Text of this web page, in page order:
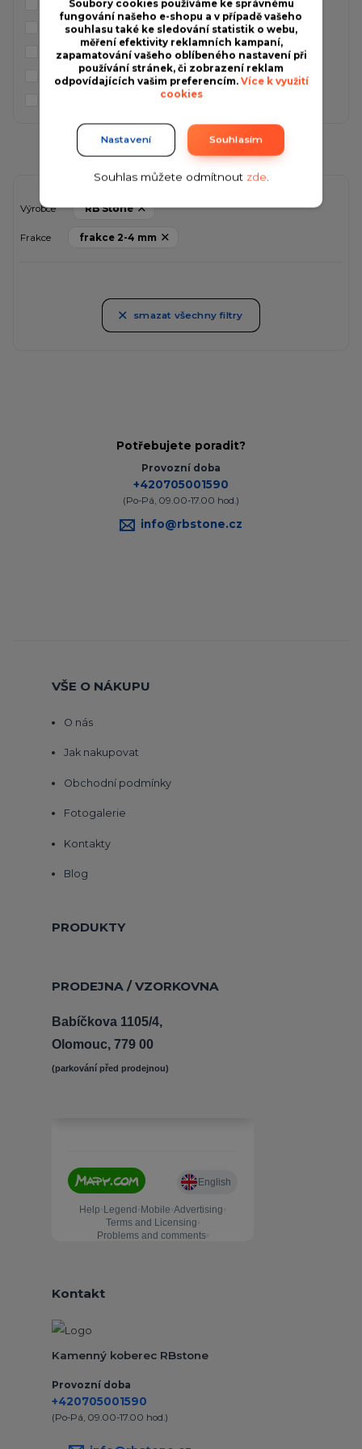
frakce 3-5 mm (0)
frakce 4-6 mm (0)
frakce 4-7 mm (0)
frakce 4-8 mm (0)
Výrobce RB Stone
Frakce frakce 2-4 mm
smazat všechny filtry
Potřebujete poradit?
Provozní doba
+420705001590
(Po-Pá, 09.00-17.00 hod.)
info@rbstone.cz
VŠE O NÁKUPU
O nás
Jak nakupovat
Obchodní podmínky
Fotogalerie
Kontakty
Blog
PRODUKTY
PRODEJNA / VZORKOVNA
Babíčkova 1105/4,
Olomouc, 779 00
(parkování před prodejnou)
Kontakt
Kamenný koberec RBstone
Provozní doba
+420705001590
(Po-Pá, 09.00-17.00 hod.)
Soubory cookies používáme ke správnému
fungování našeho e-shopu a v případě vašeho
souhlasu také ke sledování statistik o webu,
měření efektivity reklamních kampaní,
zapamatování vašeho oblíbeného nastavení při
používání stránek, či zobrazení reklam
odpovídajících vašim preferencím. Více k využití
cookies
Nastavení Souhlasím
Souhlas můžete odmítnout zde.